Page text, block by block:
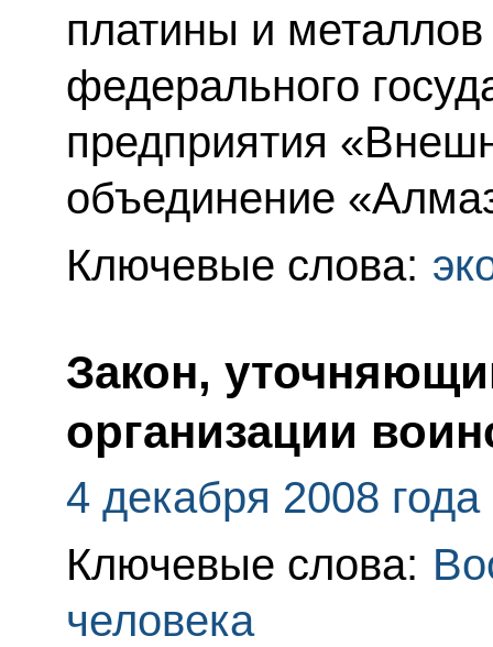
платины и
федерального
предприятия
объединение
Ключевые слова:
Закон,
организации
4 декабря 2008 года
Ключевые слова:
человека